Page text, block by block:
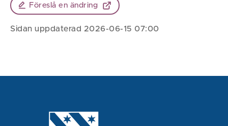
Föreslå en ändring
Sidan uppdaterad 2026-06-15 07:00